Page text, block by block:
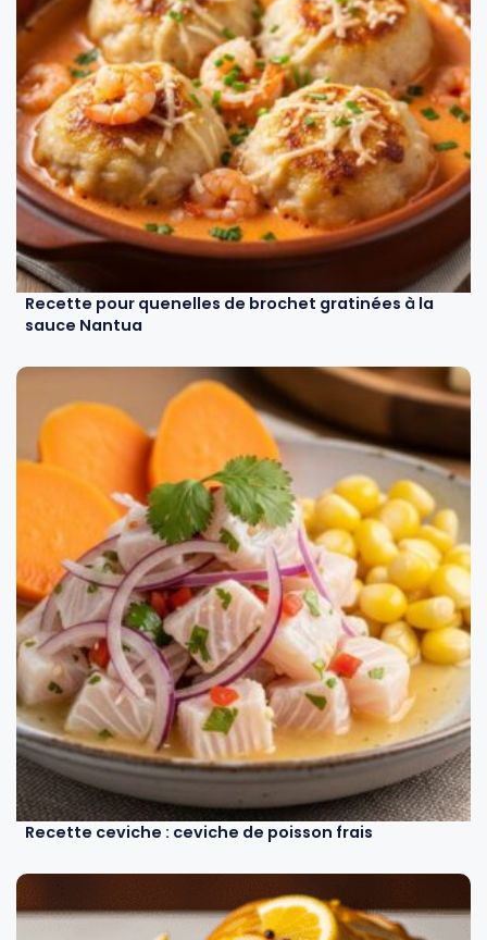
Recette pour quenelles de brochet gratinées à la
sauce Nantua
Recette ceviche : ceviche de poisson frais